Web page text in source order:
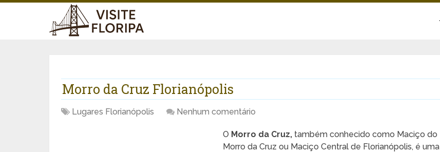
Morro da Cruz Florianópolis
Lugares Florianópolis Nenhum comentário
O Morro da Cruz, também conhecido como Maciço do
Morro da Cruz ou Maciço Central de Florianópolis, é uma